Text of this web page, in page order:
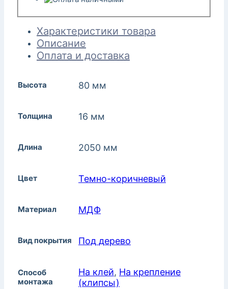
Характеристики товара
Описание
Оплата и доставка
Высота 80 мм
Толщина 16 мм
Длина 2050 мм
Цвет Темно-коричневый
Материал МДФ
Вид покрытия Под дерево
Способ
монтажа
На клей, На крепление
(клипсы)